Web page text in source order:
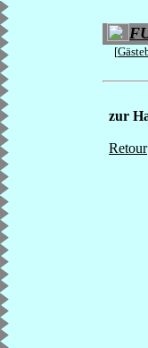
[
zur
Retour